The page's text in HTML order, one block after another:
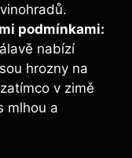
podmínkami:
nabízí
hrozny na
v zimě
mlhou a